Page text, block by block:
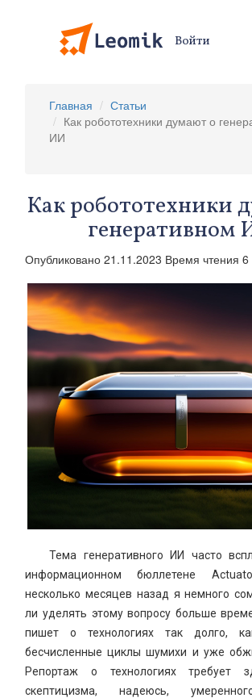
Войти
Интеграции
Контакты
О нас
Инструкции
Блог
Главная
Статьи
Как робототехники думают о
ИИ
Как робототехники
генеративном
Опубликовано 21.11.2023 Время чтения
Тема генеративного ИИ часто
информационном бюллетене
несколько месяцев назад я немного
ли уделять этому вопросу больше
пишет о технологиях так долго,
бесчисленные циклы шумихи и уже
Репортаж о технологиях требует
скептицизма, надеюсь,